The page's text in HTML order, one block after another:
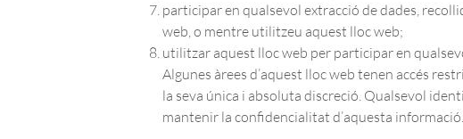
participar en qualsevol extracció de dades,
web, o mentre utilitzeu aquest lloc web;
utilitzar aquest lloc web per participar en
Algunes àrees d’aquest lloc web tenen accés
la seva única i absoluta discreció. Qualsevol
mantenir la confidencialitat d’aquesta informació.